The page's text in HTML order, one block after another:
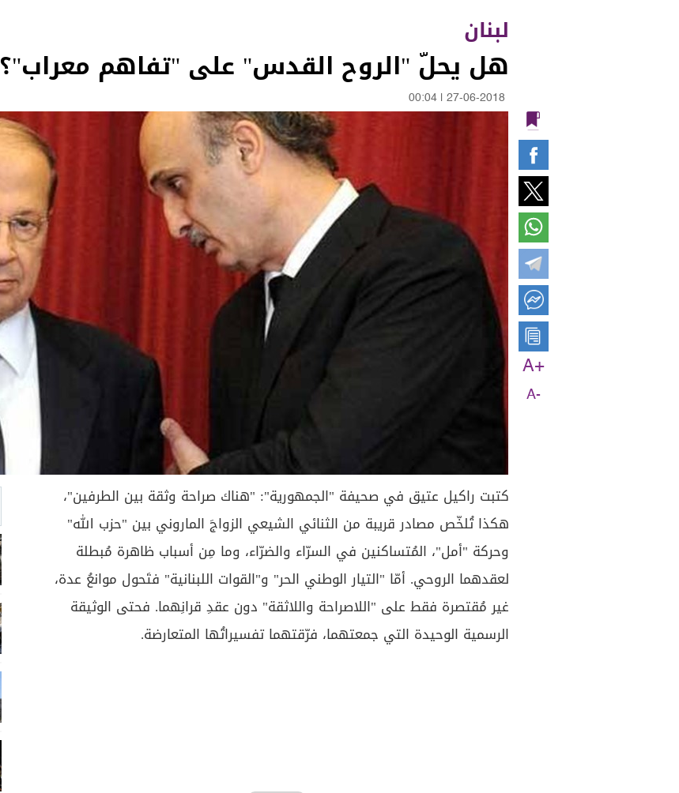
لبنان
هل يحلّ "الروح القدس" على "تفاهم معراب"؟
27-06-2018
00:04
A+
A-
كتبت راكيل عتيق في صحيفة "الجمهورية": "هناك صراحة وثقة بين الطرفين"،
هكذا تُلخّص مصادر قريبة من الثنائي الشيعي الزواجَ الماروني بين "حزب الله"
وحركة "أمل"، المُتساكنين في السرّاء والضرّاء، وما مِن أسباب ظاهرة مُبطلة
لعقدهما الروحي. أمّا "التيار الوطني الحر" و"القوات اللبنانية" فتَحول موانعُ عدة،
غير مُقتصرة فقط على "اللاصراحة واللاثقة" دون عقدِ قرانِهما. فحتى الوثيقة
الرسمية الوحيدة التي جمعتهما، فرّقتهما تفسيراتُها المتعارضة.